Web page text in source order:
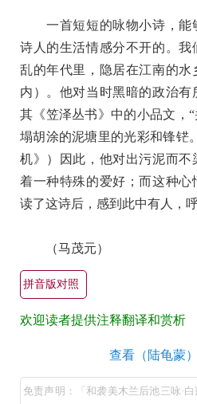
一首短短的咏物小诗，能
诗人的生活情感分不开的。我
乱的年代里，隐居在江南的水
内）。他对当时黑暗的政治
其《笠泽丛书》中的小品文，
塌胡涂的泥塘里的光彩和锋铓
机》）因此，他对出污泥而
着一种特殊的爱好；而这种心
读了这诗后，感到此中有人，呼
（马茂元）
拼音版对照
欢迎读者提供注释翻译和赏析
袭
美
查看（陆龟蒙
免责声明：「和袭美木兰后池三咏·